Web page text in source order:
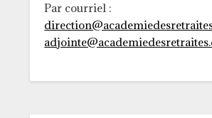
Par courriel :